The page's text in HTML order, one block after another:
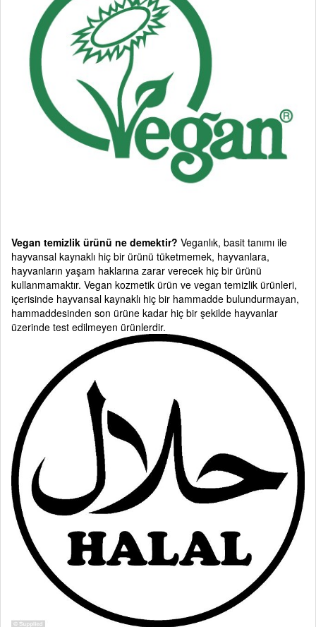
Vegan temizlik ürünü ne demektir? Veganlık, basit tanımı ile
hayvansal kaynaklı hiç bir ürünü tüketmemek, hayvanlara,
hayvanların yaşam haklarına zarar verecek hiç bir ürünü
kullanmamaktır. Vegan kozmetik ürün ve vegan temizlik ürünleri,
içerisinde hayvansal kaynaklı hiç bir hammadde bulundurmayan,
hammaddesinden son ürüne kadar hiç bir şekilde hayvanlar
üzerinde test edilmeyen ürünlerdir.